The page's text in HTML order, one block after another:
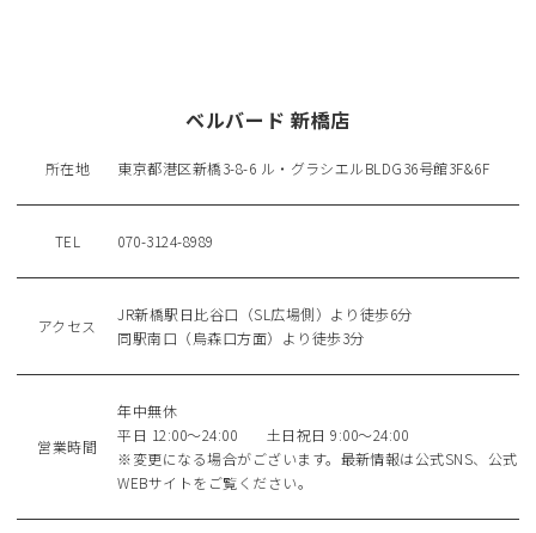
ベルバード 新橋店
所在地 東京都港区新橋3-8-6 ル・グラシエルBLDG36号館3F&6F
TEL 070-3124-8989
アクセス
JR新橋駅日比谷口（SL広場側）より徒歩6分
同駅南口（烏森口方面）より徒歩3分
営業時間
年中無休
平日 12:00～24:00 土日祝日 9:00～24:00
※変更になる場合がございます。最新情報は公式SNS、公式
WEBサイトをご覧ください。